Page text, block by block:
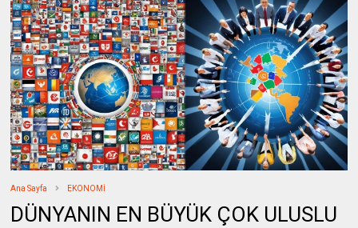
Ana Sayfa EKONOMİ
DÜNYANIN EN BÜYÜK ÇOK ULUSLU